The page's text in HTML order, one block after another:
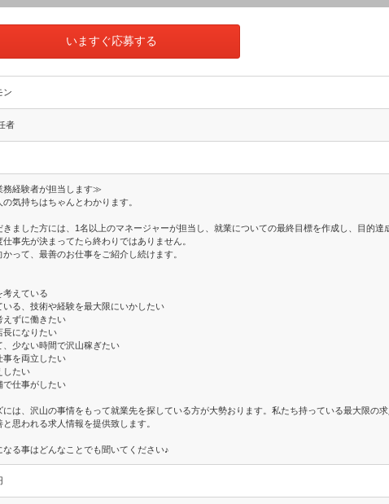
いますぐ応募する
ン
者
経験者が担当します≫
気持ちはちゃんとわかります。
きました方には、1名以上のマネージャーが担当し、就業についての最終目標を作成し、目的達
事先が決まってたら終わりではありません。
って、最善のお仕事をご紹介し続けます。
考えている
いる、技術や経験を最大限にいかしたい
えずに働きたい
長になりたい
、少ない時間で沢山稼ぎたい
事を両立したい
したい
で仕事がしたい
には、沢山の事情をもって就業先を探している方が大勢おります。私たち持っている最大限の
思われる求人情報を提供致します。
なる事はどんなことでも聞いてください♪